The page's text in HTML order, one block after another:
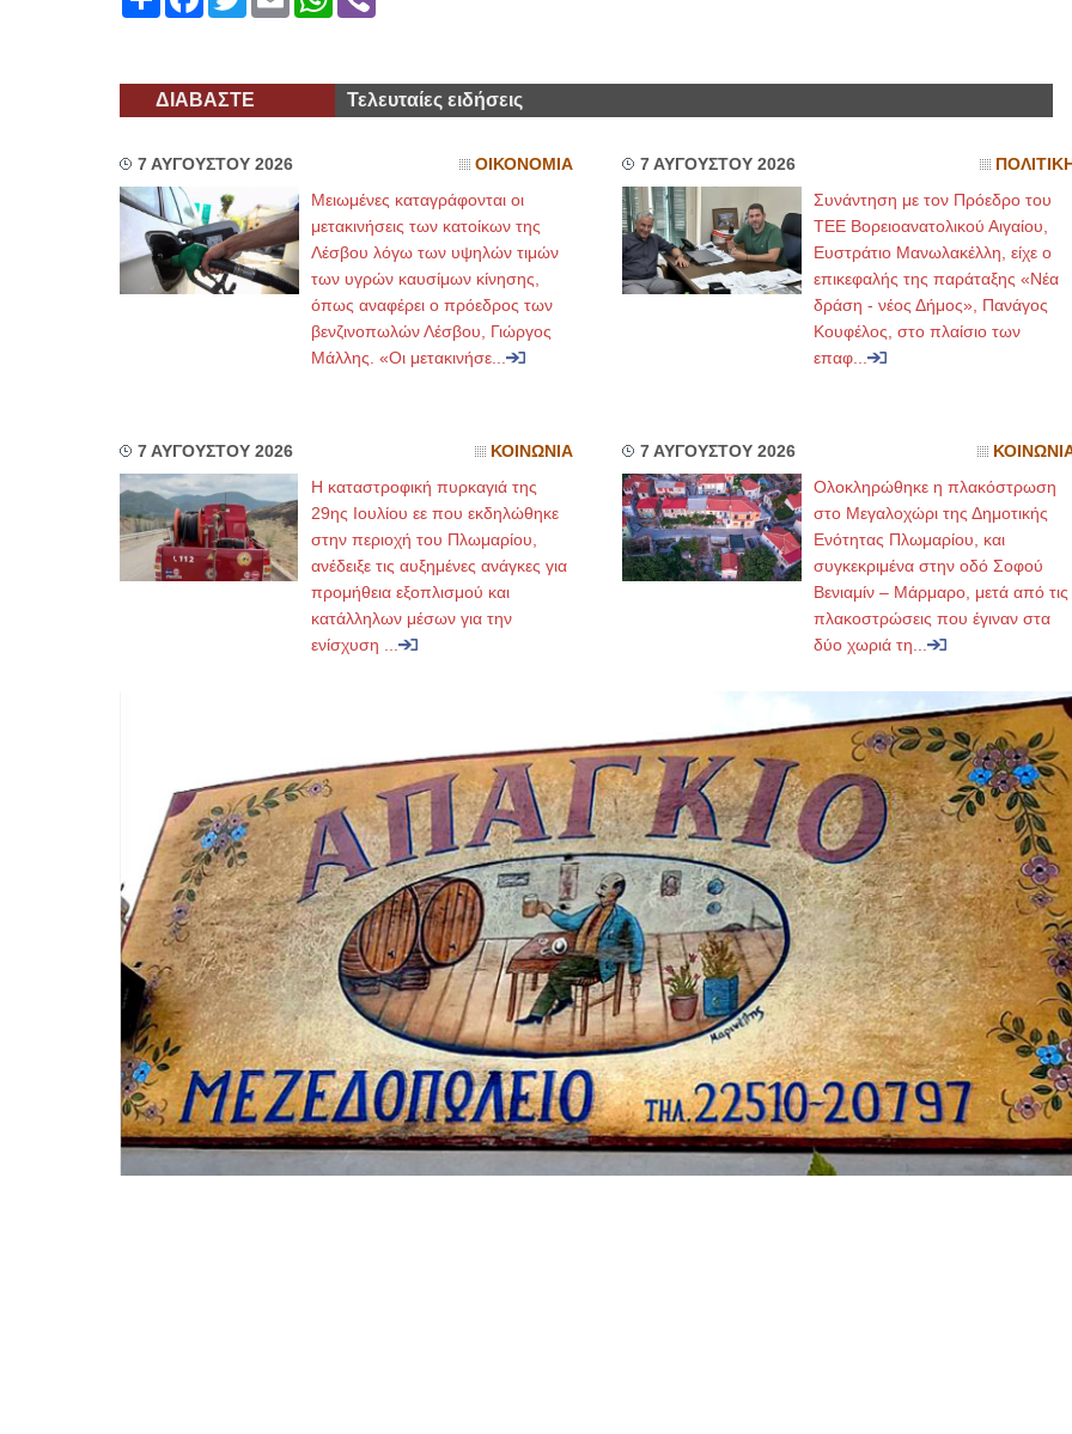
ΔΙΑΒΑΣΤΕ Τελευταίες ειδήσεις
7 ΑΥΓΟΥΣΤΟΥ 2026 ΟΙΚΟΝΟΜΙΑ
Μειωμένες καταγράφονται οι
μετακινήσεις των κατοίκων της
Λέσβου λόγω των υψηλών τιμών
των υγρών καυσίμων κίνησης,
όπως αναφέρει ο πρόεδρος των
βενζινοπωλών Λέσβου, Γιώργος
Μάλλης. «Οι μετακινήσε...
7 ΑΥΓΟΥΣΤΟΥ 2026 ΠΟΛΙΤΙΚΗ
Συνάντηση με τον Πρόεδρο του
ΤΕΕ Βορειοανατολικού Αιγαίου,
Ευστράτιο Μανωλακέλλη, είχε ο
επικεφαλής της παράταξης «Νέα
δράση - νέος Δήμος», Πανάγος
Κουφέλος, στο πλαίσιο των
επαφ...
7 ΑΥΓΟΥΣΤΟΥ 2026 ΚΟΙΝΩΝΙΑ
Η καταστροφική πυρκαγιά της
29ης Ιουλίου εε που εκδηλώθηκε
στην περιοχή του Πλωμαρίου,
ανέδειξε τις αυξημένες ανάγκες για
προμήθεια εξοπλισμού και
κατάλληλων μέσων για την
ενίσχυση ...
7 ΑΥΓΟΥΣΤΟΥ 2026
Ολοκληρώθηκε η πλακόστρωση
στο Μεγαλοχώρι της Δημοτικής
Ενότητας Πλωμαρίου, και
συγκεκριμένα στην οδό Σοφού
Βενιαμίν – Μάρμαρο, μετά από τις
πλακοστρώσεις που έγιναν στα
δύο χωριά τη...
ΙΩΑΝΝΗΣ Α. ΜΑΛΛΙΑΣ
ΧΕΙΡΟΥΡΓΟΣ
Πανεπιστημίου Αθηνών
τηλ:210-9320215
Καβέτσου 10, Μυτιλήνη, τηλ:
2251038065
Χειρουργός Ωτορινολαρυγγολόγος
Έλενα Μπούμπα
Στρατιωτικός Ιατρός
Διδ.Παν.Αθηνών